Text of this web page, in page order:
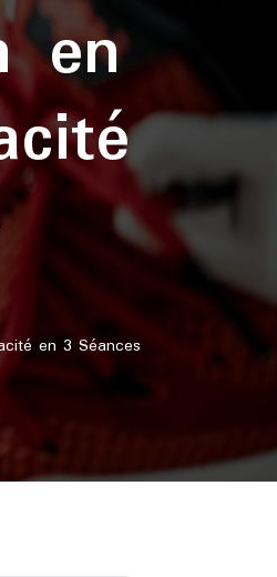
en
en 3 Séances